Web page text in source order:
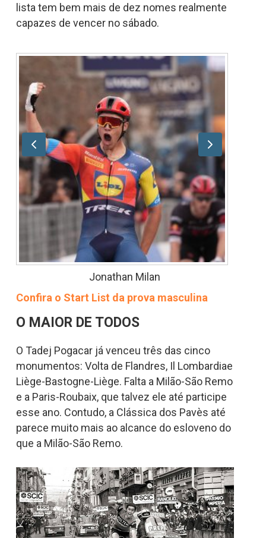
lista tem bem mais de dez nomes realmente
capazes de vencer no sábado.
Jonathan Milan
Confira o Start List da prova masculina
O MAIOR DE TODOS
O Tadej Pogacar já venceu três das cinco
monumentos: Volta de Flandres, Il Lombardiae
Liège-Bastogne-Liège. Falta a Milão-São Remo
e a Paris-Roubaix, que talvez ele até participe
esse ano. Contudo, a Clássica dos Pavès até
parece muito mais ao alcance do esloveno do
que a Milão-São Remo.